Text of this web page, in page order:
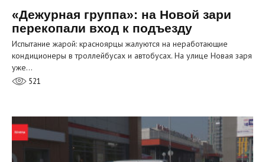
«Дежурная группа»: на Новой зари
перекопали вход к подъезду
Испытание жарой: красноярцы жалуются на неработающие
кондиционеры в троллейбусах и автобусах. На улице Новая заря
уже…
521